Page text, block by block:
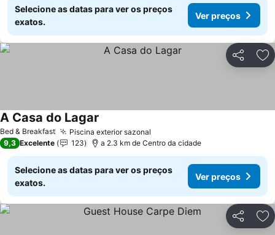
Selecione as datas para ver os preços
exatos.
Ver preços
Partilhar
Bed & Breakfast Piscina exterior sazonal
A Casa do Lagar
9,3 Excelente 123 a 2.3 km de Centro da cidade
Selecione as datas para ver os preços
exatos.
Ver preços
Partilhar